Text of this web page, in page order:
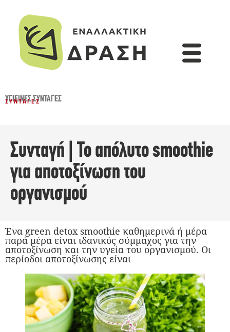
ΥΓΙΕΙΝΈΣ ΣΥΝΤΑΓΈΣ
ΣΥΝΤΑΓΈΣ
Συνταγή | Το απόλυτο smoothie
για αποτοξίνωση του
οργανισμού
Ένα green detox smoothie καθημερινά ή μέρα
παρά μέρα είναι ιδανικός σύμμαχος για την
αποτοξίνωση και την υγεία του οργανισμού. Οι
περίοδοι αποτοξίνωσης είναι